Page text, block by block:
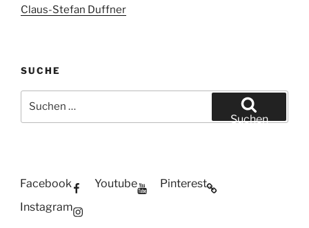
Claus-Stefan Duffner
SUCHE
nach:
Suchen
Facebook Youtube
Pinterest
Instagram